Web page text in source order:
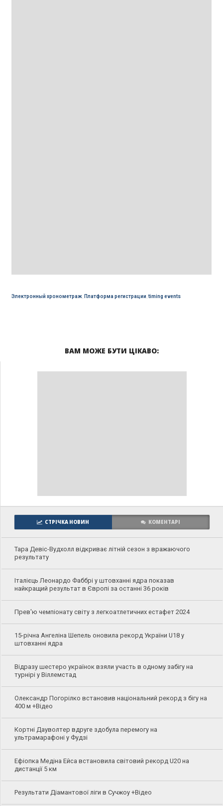
Электронный хронометраж, Платформа регистрации,timing events
ВАМ МОЖЕ БУТИ ЦІКАВО:
СТРІЧКА НОВИН КОМЕНТАРІ
Тара Девіс-Вудхолл відкриває літній сезон з вражаючого
результату
Італієць Леонардо Фаббрі у штовханні ядра показав
найкращий результат в Європі за останні 36 років
Прев'ю чемпіонату світу з легкоатлетичних естафет 2024
15-річна Ангеліна Шепель оновила рекорд України U18 у
штовханні ядра
Відразу шестеро українок взяли участь в одному забігу на
турнірі у Віллемстад
Олександр Погорілко встановив національний рекорд з бігу на
400 м +Відео
Кортні Дауволтер вдруге здобула перемогу на
ультрамарафоні у Фудзі
Ефіопка Медіна Ейса встановила світовий рекорд U20 на
дистанції 5 км
Результати Діамантової ліги в Сучжоу +Відео